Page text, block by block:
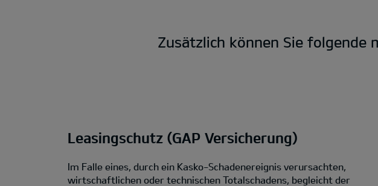
Zusätzlich können Sie folgende
Leasingschutz (GAP Versicherung)
Im Falle eines, durch ein Kasko-Schadenereignis verursachten,
wirtschaftlichen oder technischen Totalschadens, begleicht der